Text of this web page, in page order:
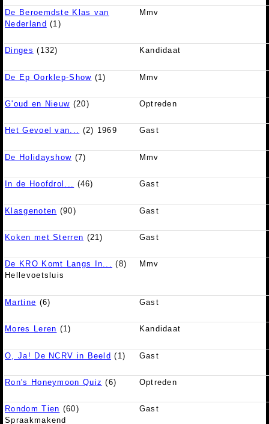
De Beroemdste Klas van
Nederland (1)
Mmv
Dinges (132) Kandidaat
De Ep Oorklep-Show (1) Mmv
G'oud en Nieuw (20) Optreden
Het Gevoel van... (2) 1969 Gast
De Holidayshow (7) Mmv
In de Hoofdrol... (46) Gast
Klasgenoten (90) Gast
Koken met Sterren (21) Gast
De KRO Komt Langs In... (8)
Hellevoetsluis
Mmv
Martine (6) Gast
Mores Leren (1) Kandidaat
O, Ja! De NCRV in Beeld (1) Gast
Ron's Honeymoon Quiz (6) Optreden
Rondom Tien (60)
Spraakmakend
Gast